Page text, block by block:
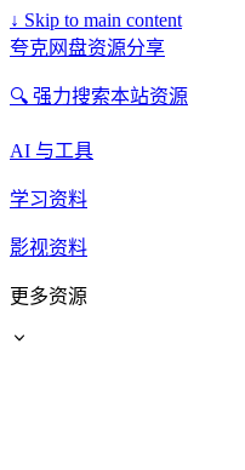
↓ Skip to main content
夸克网盘资源分享
🔍 强力搜索本站资源
AI 与工具
学习资料
影视资料
更多资源